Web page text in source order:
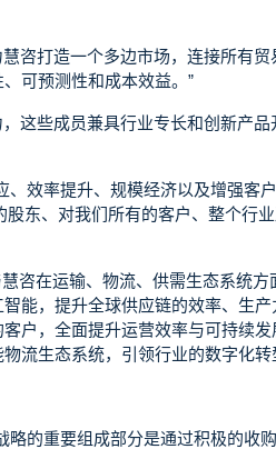
咨打造一个多边市场，连接所有
可预测性和成本效益。”
这些成员兼具行业专长和创新产
效率提升、规模经济以及增强客
东、对我们所有的客户、整个行
慧咨在运输、物流、供需生态系统
能，提升全球供应链的效率、生
户，全面提升运营效率与可持续发
流生态系统，引领行业的数字化转
的重要组成部分是通过积极的收